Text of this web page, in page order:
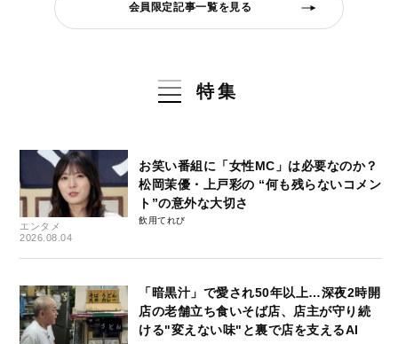
会員限定記事一覧を見る
特集
エンタメ
2026.08.04
お笑い番組に「女性MC」は必要なのか？
松岡茉優・上戸彩の “何も残らないコメン
ト”の意外な大切さ
飲用てれび
「暗黒汁」で愛され50年以上…深夜2時開
店の老舗立ち食いそば店、店主が守り続
ける"変えない味"と裏で店を支えるAI